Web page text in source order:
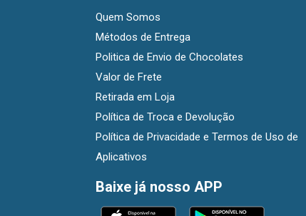
Quem Somos
Métodos de Entrega
Politica de Envio de Chocolates
Valor de Frete
Retirada em Loja
Política de Troca e Devolução
Política de Privacidade e Termos de Uso de
Aplicativos
Baixe já nosso APP